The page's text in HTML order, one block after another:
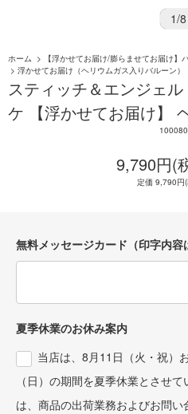
1/8
ホーム >
【浮かせてお届け/膨らませてお届け】
> 浮かせてお届け（ヘリウムガス入りバルーン）
スティッチ＆エンジェ
ケ 【浮かせてお届け】
9,790円(
定価 9,790円
無料メッセージカード（印字内容
夏季休業のお休み案内
当店は、8月11日（火・祝）
（日）の期間を夏季休業とさせ
は、商品の出荷業務およびお問